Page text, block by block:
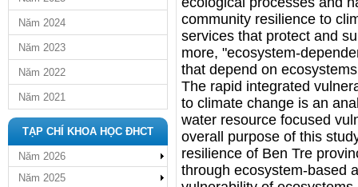
Năm 2024
Năm 2023
Năm 2022
Năm 2021
TẠP CHÍ KHOA HỌC ĐHCT
Năm 2026
Năm 2025
community resilience to
services that protect and
more, "ecosystem-
that depend on
The rapid integrated
to climate change is an
water resource focused
overall purpose of this
resilience of Ben Tre
through ecosystem-based